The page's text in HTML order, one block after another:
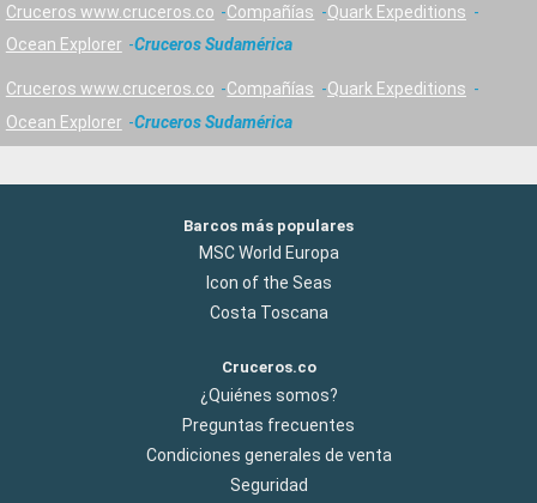
Cruceros www.cruceros.co Compañías
Quark Expeditions
Ocean Explorer
Cruceros Sudamérica
Cruceros www.cruceros.co Compañías
Quark Expeditions
Ocean Explorer
Cruceros Sudamérica
Barcos más populares
MSC World Europa
Icon of the Seas
Costa Toscana
Cruceros.co
¿Quiénes somos?
Preguntas frecuentes
Condiciones generales de venta
Seguridad